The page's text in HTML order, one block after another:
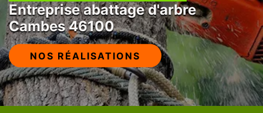
Entreprise abattage d'arbre
Cambes 46100
NOS RÉALISATIONS